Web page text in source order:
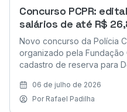
Concurso PCPR:
salários de até R$
Novo concurso da Polícia
organizado pela Fundação
cadastro de reserva para
concursos mais aguardados
06 de julho de 2026
Por Rafael Padilha